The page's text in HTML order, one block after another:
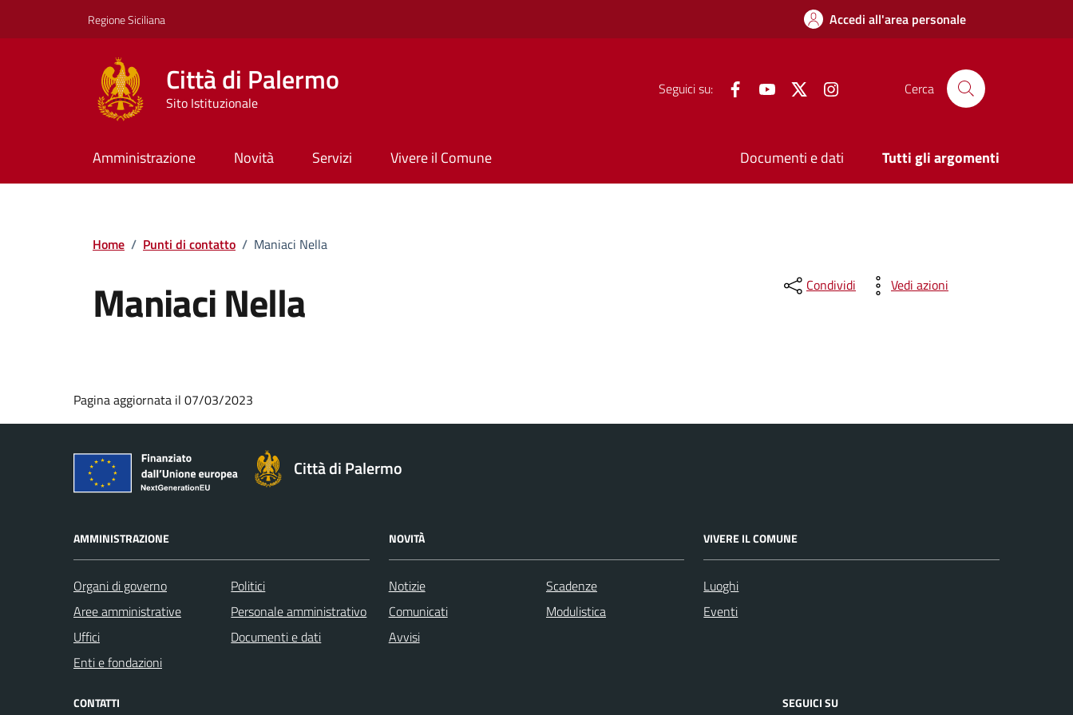
Regione Siciliana Accedi all'area personale
Città di Palermo
Sito Istituzionale
Seguici su: FacebookYouTube Twitter Cerca
Amministrazione Novità Servizi Vivere il Comune Documenti e dati Tutti gli argomenti
Home / Punti di contatto / Maniaci Nella
Maniaci Nella Condividi Vedi azioni
Pagina aggiornata il 07/03/2023
Città di Palermo
AMMINISTRAZIONE
Organi di governo
Aree amministrative
Uffici
Enti e fondazioni
Politici
Personale amministrativo
Documenti e dati
NOVITÀ
Notizie
Comunicati
Avvisi
Scadenze
Modulistica
VIVERE IL COMUNE
Luoghi
Eventi
CONTATTI SEGUICI SU